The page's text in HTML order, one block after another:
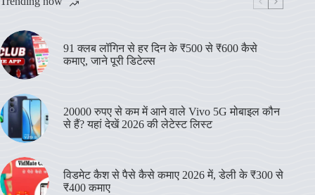
91 क्लब लॉगिन से हर दिन के ₹500 से ₹600 कैसे
कमाए, जाने पूरी डिटेल्स
20000 रुपए से कम में आने वाले Vivo 5G मोबाइल कौन
से हैं? यहां देखें 2026 की लेटेस्ट लिस्ट
विडमेट कैश से पैसे कैसे कमाए 2026 में, डेली के ₹300 से
₹400 कमाए